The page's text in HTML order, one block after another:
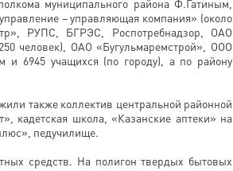
муниципального района Ф.Гатиным,
– управляющая компания» (около
РУПС, БГРЭС, Роспотребнадзор, ОАО
человек), ОАО «Бугульмаремстрой», ООО
и 6945 учащихся (по городу), а по району
также коллектив центральной районной
кадетская школа, «Казанские аптеки» на
педучилище.
средств. На полигон твердых бытовых